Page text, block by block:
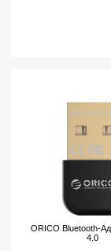
ORICO Bluetooth-
4.0